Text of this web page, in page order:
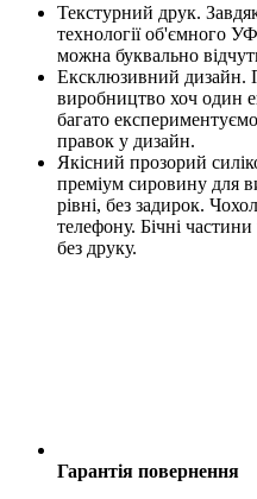
Текстурний друк.
технології об'ємного
можна буквально
Ексклюзивний дизайн.
виробництво хоч один
багато
правок у дизайн.
Якісний прозорий
преміум сировину для
рівні, без задирок.
телефону. Бічні
без друку.
Гарантія повернення